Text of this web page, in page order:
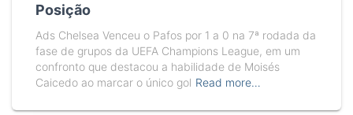
Posição
Ads Chelsea Venceu o Pafos por 1 a 0 na 7ª rodada da
fase de grupos da UEFA Champions League, em um
confronto que destacou a habilidade de Moisés
Caicedo ao marcar o único gol Read more…